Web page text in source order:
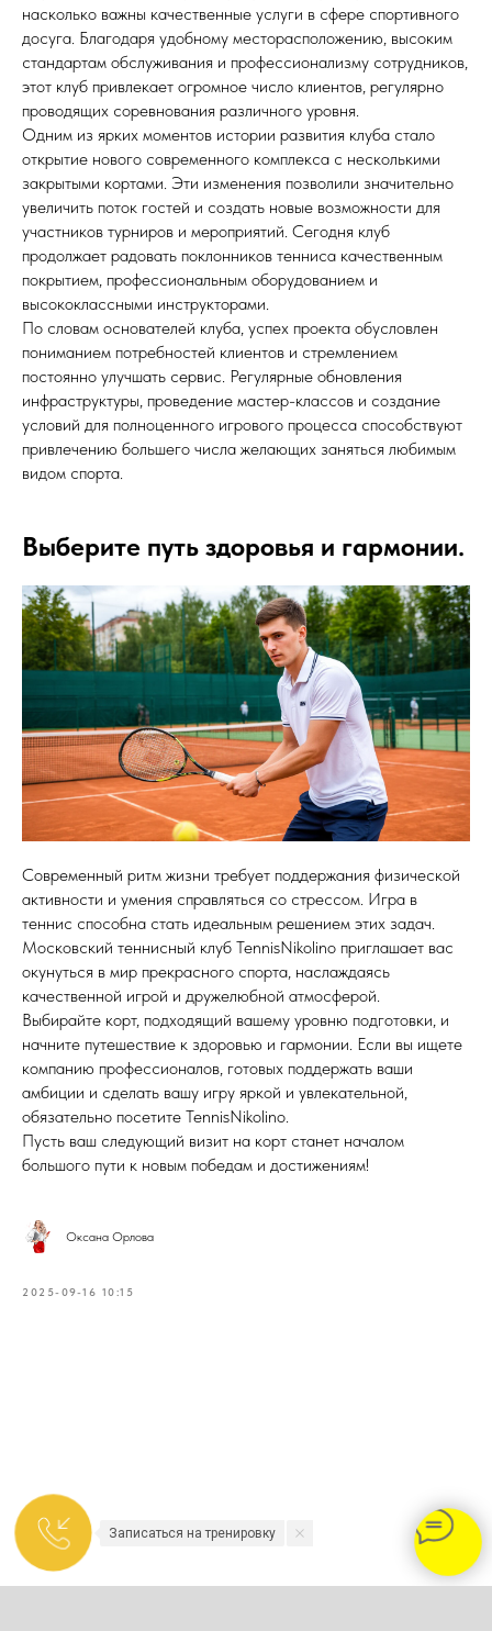
насколько важны качественные услуги в сфере спортивного
досуга. Благодаря удобному месторасположению, высоким
стандартам обслуживания и профессионализму сотрудников,
этот клуб привлекает огромное число клиентов, регулярно
проводящих соревнования различного уровня.
Одним из ярких моментов истории развития клуба стало
открытие нового современного комплекса с несколькими
закрытыми кортами. Эти изменения позволили значительно
увеличить поток гостей и создать новые возможности для
участников турниров и мероприятий. Сегодня клуб
продолжает радовать поклонников тенниса качественным
покрытием, профессиональным оборудованием и
высококлассными инструкторами.
По словам основателей клуба, успех проекта обусловлен
пониманием потребностей клиентов и стремлением
постоянно улучшать сервис. Регулярные обновления
инфраструктуры, проведение мастер-классов и создание
условий для полноценного игрового процесса способствуют
привлечению большего числа желающих заняться любимым
видом спорта.
Выберите путь здоровья и гармонии.
Современный ритм жизни требует поддержания физической
активности и умения справляться со стрессом. Игра в
теннис способна стать идеальным решением этих задач.
Московский теннисный клуб TennisNikolino приглашает вас
окунуться в мир прекрасного спорта, наслаждаясь
качественной игрой и дружелюбной атмосферой.
Выбирайте корт, подходящий вашему уровню подготовки, и
начните путешествие к здоровью и гармонии. Если вы ищете
компанию профессионалов, готовых поддержать ваши
амбиции и сделать вашу игру яркой и увлекательной,
обязательно посетите TennisNikolino.
Пусть ваш следующий визит на корт станет началом
большого пути к новым победам и достижениям!
Оксана Орлова
2025-09-16 10:15